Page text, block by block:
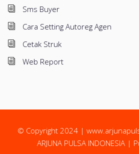
Sms Buyer
Cara Setting Autoreg Agen
Cetak Struk
Web Report
© Copyright 2024 |
ARJUNA PULSA INDONESIA |